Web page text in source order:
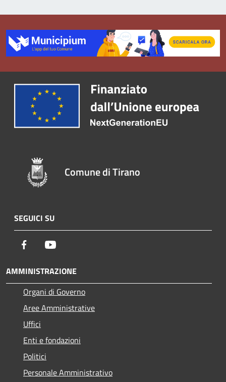
Comune di Tirano
SEGUICI SU
Facebook
AMMINISTRAZIONE
Organi di Governo
Aree Amministrative
Uffici
Enti e fondazioni
Politici
Personale Amministrativo